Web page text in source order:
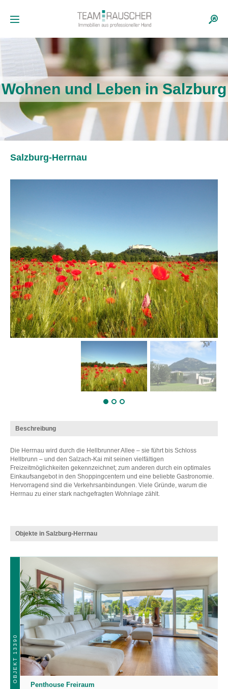
Wohnen und Leben in Salzburg
Salzburg-Herrnau
Beschreibung
Die Herrnau wird durch die Hellbrunner Allee – sie führt bis Schloss
Hellbrunn – und den Salzach-Kai mit seinen vielfältigen
Freizeitmöglichkeiten gekennzeichnet; zum anderen durch ein optimales
Einkaufsangebot in den Shoppingcentern und eine beliebte Gastronomie.
Hervorragend sind die Verkehrsanbindungen. Viele Gründe, warum die
Herrnau zu einer stark nachgefragten Wohnlage zählt.
Objekte in Salzburg-Herrnau
OBJEKT 13390
Penthouse Freiraum